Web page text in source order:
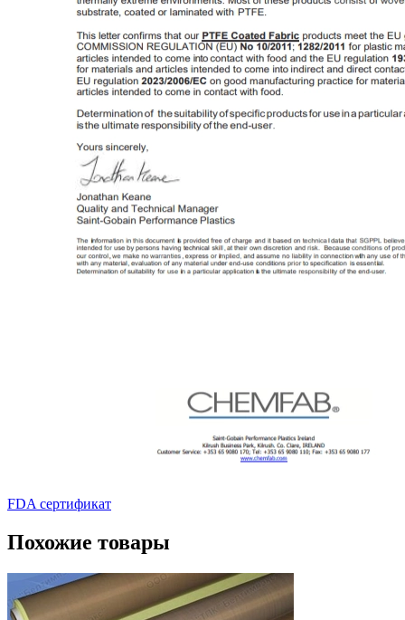
FDA сертификат
Похожие товары